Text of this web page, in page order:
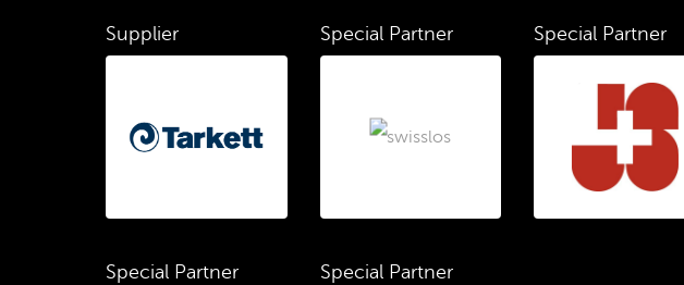
Supplier Special Partner Special Partner
Special Partner Special Partner